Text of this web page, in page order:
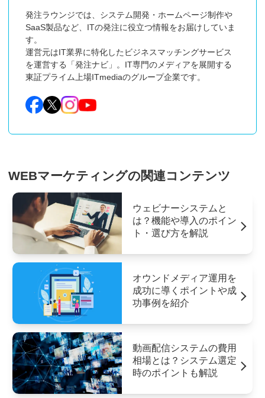
発注ラウンジでは、システム開発・ホームページ制作や
SaaS製品など、ITの発注に役立つ情報をお届けしていま
す。
運営元はIT業界に特化したビジネスマッチングサービス
を運営する「発注ナビ」。IT専門のメディアを展開する
東証プライム上場ITmediaのグループ企業です。
WEBマーケティングの関連コンテンツ
ウェビナーシステムと
は？機能や導入のポイン
ト・選び方を解説
オウンドメディア運用を
成功に導くポイントや成
功事例を紹介
動画配信システムの費用
相場とは？システム選定
時のポイントも解説